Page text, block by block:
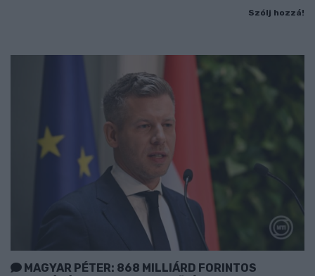
Szólj hozzá!
MAGYAR PÉTER: 868 MILLIÁRD FORINTOS